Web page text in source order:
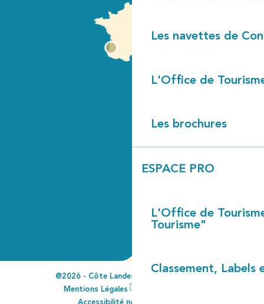
Les navettes de
L'Office de
Les brochures
ESPACE PRO
L'Office de
Tourisme"
Classement, Labels
@2026 - Côte Landes Nature Tourisme
Mentions Légales